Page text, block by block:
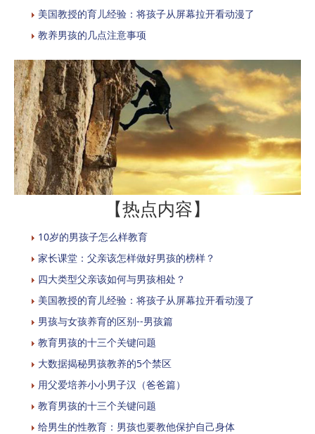
美国教授的育儿经验：将孩子从屏幕拉开看动漫了
教养男孩的几点注意事项
【热点内容】
10岁的男孩子怎么样教育
家长课堂：父亲该怎样做好男孩的榜样？
四大类型父亲该如何与男孩相处？
美国教授的育儿经验：将孩子从屏幕拉开看动漫了
男孩与女孩养育的区别--男孩篇
教育男孩的十三个关键问题
大数据揭秘男孩教养的5个禁区
用父爱培养小小男子汉（爸爸篇）
教育男孩的十三个关键问题
给男生的性教育：男孩也要教他保护自己身体